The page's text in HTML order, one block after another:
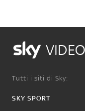
VIDEO
Tutti i siti di Sky:
SKY SPORT